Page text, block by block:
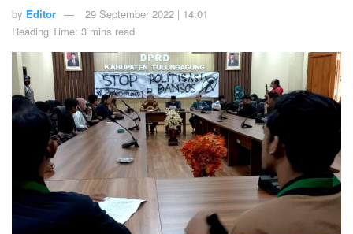
by Editor
29 September 2022 | 14:01
Reading Time: 3 mins read